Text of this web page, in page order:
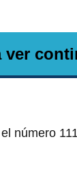
número